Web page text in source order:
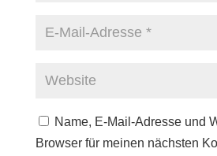
Name, E-Mail-Adresse und
Browser für meinen nächsten